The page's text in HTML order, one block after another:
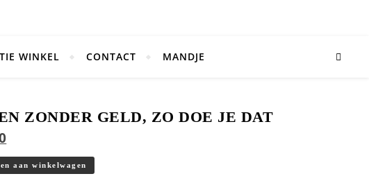
WINKEL CONTACT MANDJE
ZONDER GELD, ZO DOE JE DAT
Geld, zo doe je dat aantal
aan winkelwagen